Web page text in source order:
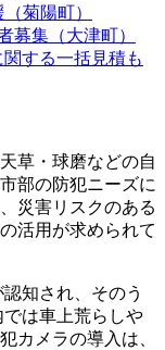
菊陽町）
募集（大津町）
する一括見積も
草・球磨などの自
部の防犯ニーズに
災害リスクのある
活用が求められて
知され、そのう
では車上荒らしや
カメラの導入は、